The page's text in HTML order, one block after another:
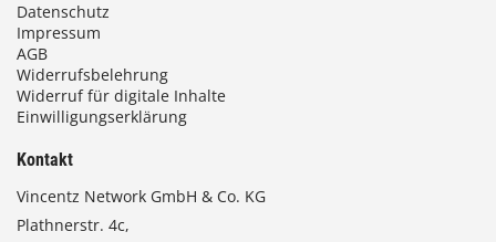
Datenschutz
Impressum
AGB
Widerrufsbelehrung
Widerruf für digitale Inhalte
Einwilligungserklärung
Kontakt
Vincentz Network GmbH & Co. KG
Plathnerstr. 4c,